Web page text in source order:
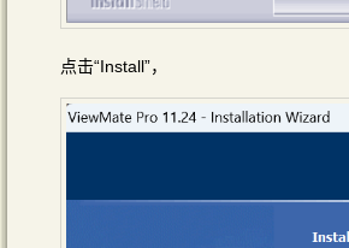
点击“Install”，